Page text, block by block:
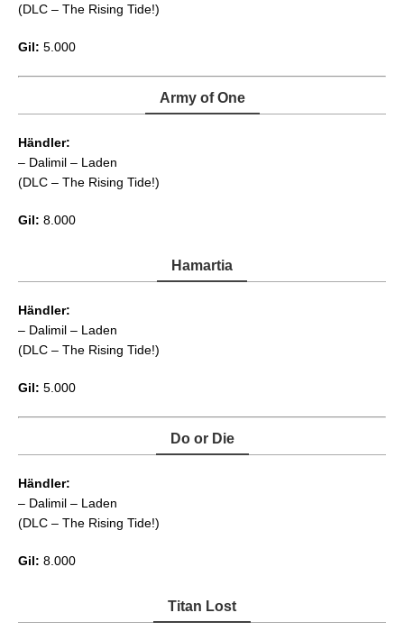
(DLC – The Rising Tide!)
Gil: 5.000
Army of One
Händler:
– Dalimil – Laden
(DLC – The Rising Tide!)
Gil: 8.000
Hamartia
Händler:
– Dalimil – Laden
(DLC – The Rising Tide!)
Gil: 5.000
Do or Die
Händler:
– Dalimil – Laden
(DLC – The Rising Tide!)
Gil: 8.000
Titan Lost